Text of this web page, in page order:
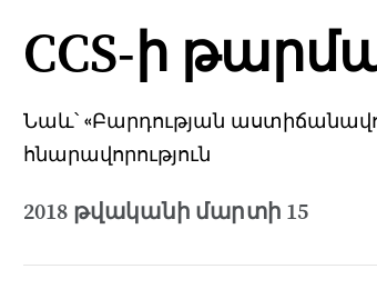
CCS-ի
Նաև՝ «Բարդության
հնարավորություն
2018 թվականի մարտի 15